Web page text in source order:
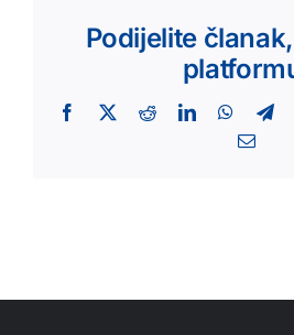
Podijelite
Facebook
X RedditLinkedIn
Email